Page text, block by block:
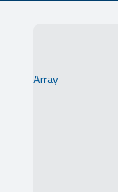
Array